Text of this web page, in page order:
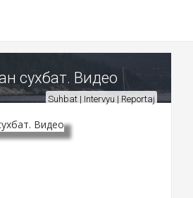
сухбат. Видео
Suhbat | Intervyu | Reportaj